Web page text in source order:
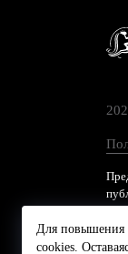
Для повышения
cookies.